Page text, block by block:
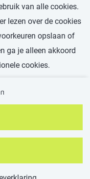
van alle cookies.
lezen over de cookies
opslaan of
ga je alleen akkoord
cookies.